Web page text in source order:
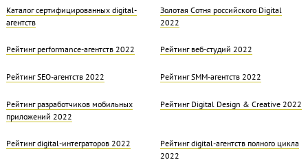
Каталог сертифицированных digital-
агентств
Золотая Cотня российского Digital
2022
Рейтинг performance-агентств 2022 Рейтинг веб-студий 2022
Рейтинг SEO-агентств 2022 Рейтинг SMM-агентств 2022
Рейтинг разработчиков мобильных
приложений 2022
Рейтинг Digital Design & Creative 2022
Рейтинг digital-интеграторов 2022
Рейтинг digital-агентств полного цикла
2022